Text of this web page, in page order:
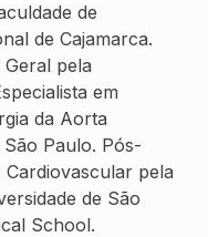
de
de Cajamarca.
Geral pela
em
da Aorta
Paulo. Pós-
pela
de São
School.